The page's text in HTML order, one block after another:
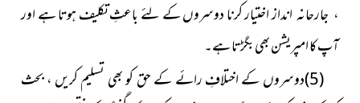
، جارحانہ اندازاختیار کرنا دوسروں کے لئے باعثِ تکلیف ہوتا ہے اور
آپ کا امپریشن بھی بگڑتا ہے۔
(5)دوسروں کے اختلافِ رائے کے حق کو بھی تسلیم کریں ، بحث